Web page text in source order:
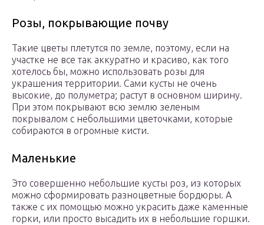
Розы, покрывающие почву
Такие цветы плетутся по земле, поэтому, если на
участке не все так аккуратно и красиво, как того
хотелось бы, можно использовать розы для
украшения территории. Сами кусты не очень
высокие, до полуметра; растут в основном ширину.
При этом покрывают всю землю зеленым
покрывалом с небольшими цветочками, которые
собираются в огромные кисти.
Маленькие
Это совершенно небольшие кусты роз, из которых
можно сформировать разноцветные бордюры. А
также с их помощью можно украсить даже каменные
горки, или просто высадить их в небольшие горшки.